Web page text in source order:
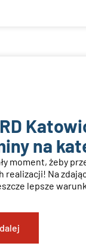
na
moment, żeby
realizacji! Na
lepsze